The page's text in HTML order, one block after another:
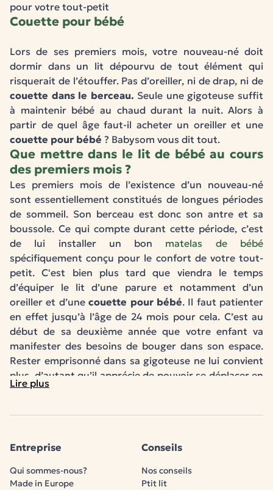
pour votre tout-petit
Couette pour bébé
Lors de ses premiers mois, votre nouveau-né doit
dormir dans un lit dépourvu de tout élément qui
risquerait de l’étouffer. Pas d’oreiller, ni de drap, ni de
couette dans le berceau. Seule une gigoteuse suffit
à maintenir bébé au chaud durant la nuit. Alors à
partir de quel âge faut-il acheter un oreiller et une
couette pour bébé ? Babysom vous dit tout.
Que mettre dans le lit de bébé au cours
des premiers mois ?
Les premiers mois de l’existence d’un nouveau-né
sont essentiellement constitués de longues périodes
de sommeil. Son berceau est donc son antre et sa
boussole. Ce qui compte durant cette période, c’est
de lui installer un bon matelas de bébé
spécifiquement conçu pour le confort de votre tout-
petit. C'est bien plus tard que viendra le temps
d’équiper le lit d’une parure et notamment d’un
oreiller et d’unecouette pour bébé. Il faut patienter
en effet jusqu’à l’âge de 24 mois pour cela. C’est au
début de sa deuxième année que votre enfant va
manifester des besoins de bouger dans son espace.
Rester emprisonné dans sa gigoteuse ne lui convient
plus, d’autant qu’il apprécie de pouvoir se déplacer en
bougeant bras et jambes. Pour lui assurer une totale
solution.
à partir de l’âge de 2 ans ?
Alors quelle couette pour bébé choisir et quel
pour bébéest-il le plus adapté aux besoins de votre
Lire plus
Entreprise
Qui sommes-nous?
Made in Europe
Conseils
Nos conseils
Ptit lit